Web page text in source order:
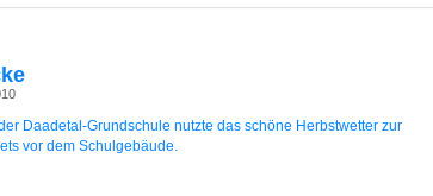
Daadetal-Grundschule nutzte das schöne Herbstwetter zur
vor dem Schulgebäude.